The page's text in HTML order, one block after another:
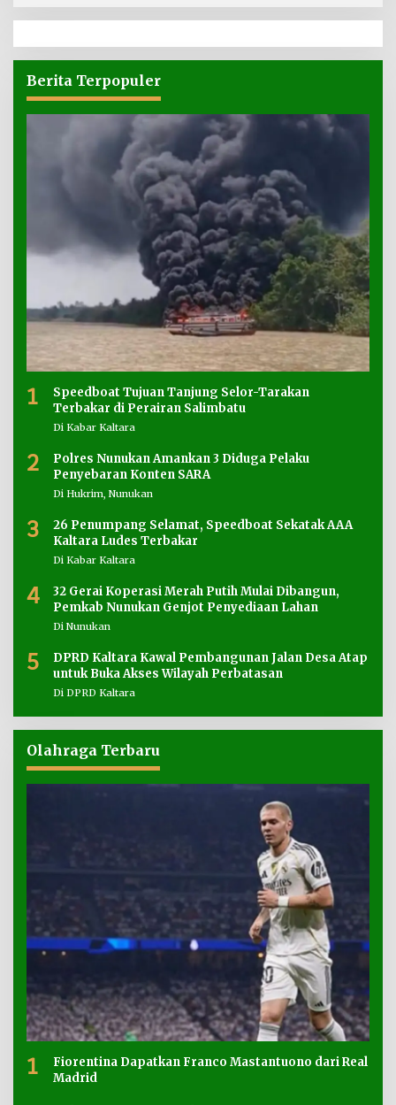
Berita Terpopuler
1
Speedboat Tujuan Tanjung Selor-Tarakan
Terbakar di Perairan Salimbatu
Di Kabar Kaltara
2
Polres Nunukan Amankan 3 Diduga Pelaku
Penyebaran Konten SARA
Di Hukrim, Nunukan
3
26 Penumpang Selamat, Speedboat Sekatak AAA
Kaltara Ludes Terbakar
Di Kabar Kaltara
4
32 Gerai Koperasi Merah Putih Mulai Dibangun,
Pemkab Nunukan Genjot Penyediaan Lahan
Di Nunukan
5
DPRD Kaltara Kawal Pembangunan Jalan Desa Atap
untuk Buka Akses Wilayah Perbatasan
Di DPRD Kaltara
Olahraga Terbaru
1
Fiorentina Dapatkan Franco Mastantuono dari Real
Madrid